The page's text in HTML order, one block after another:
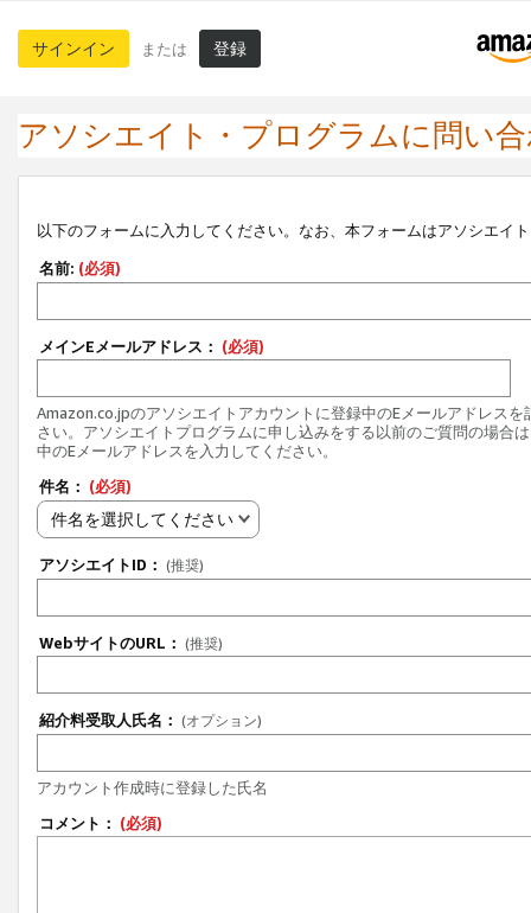
サインイン または 登録
アソシエイト・プログラムに問い
以下のフォームに入力してください。なお、本フォームはアソシエイ
名前: (必須)
メインEメールアドレス： (必須)
Amazon.co.jpのアソシエイトアカウントに登録中のEメールアドレスを
さい。アソシエイトプログラムに申し込みをする以前のご質問の場合
中のEメールアドレスを入力してください。
件名： (必須)
件名を選択してください
アソシエイトID： (推奨)
WebサイトのURL： (推奨)
紹介料受取人氏名： (オプション)
アカウント作成時に登録した氏名
コメント： (必須)